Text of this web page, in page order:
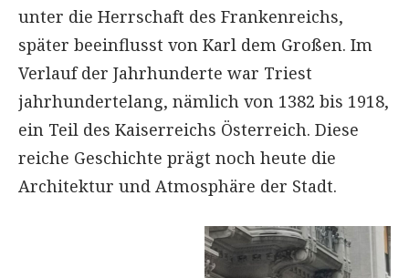
unter die Herrschaft des Frankenreichs,
später beeinflusst von Karl dem Großen. Im
Verlauf der Jahrhunderte war Triest
jahrhundertelang, nämlich von 1382 bis 1918,
ein Teil des Kaiserreichs Österreich. Diese
reiche Geschichte prägt noch heute die
Architektur und Atmosphäre der Stadt.